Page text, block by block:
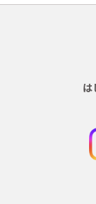
は